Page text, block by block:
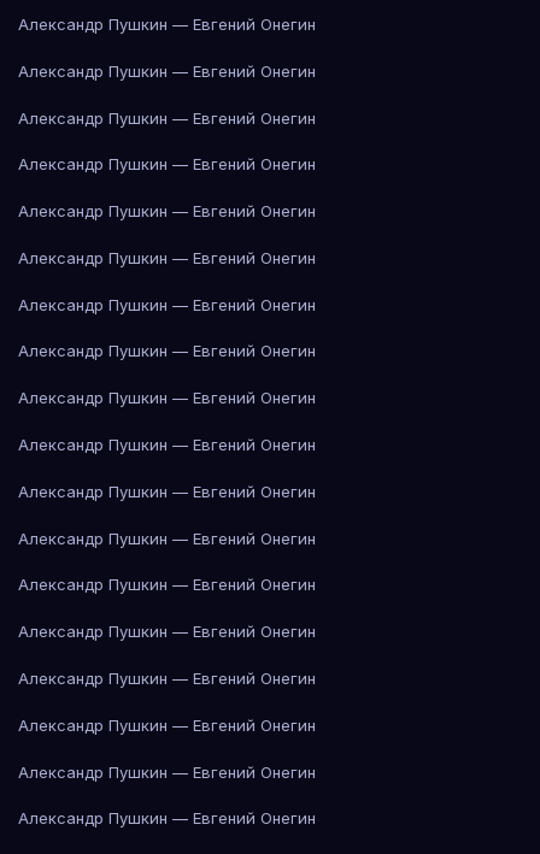
Александр Пушкин — Евгений Онегин
Александр Пушкин — Евгений Онегин
Александр Пушкин — Евгений Онегин
Александр Пушкин — Евгений Онегин
Александр Пушкин — Евгений Онегин
Александр Пушкин — Евгений Онегин
Александр Пушкин — Евгений Онегин
Александр Пушкин — Евгений Онегин
Александр Пушкин — Евгений Онегин
Александр Пушкин — Евгений Онегин
Александр Пушкин — Евгений Онегин
Александр Пушкин — Евгений Онегин
Александр Пушкин — Евгений Онегин
Александр Пушкин — Евгений Онегин
Александр Пушкин — Евгений Онегин
Александр Пушкин — Евгений Онегин
Александр Пушкин — Евгений Онегин
Александр Пушкин — Евгений Онегин